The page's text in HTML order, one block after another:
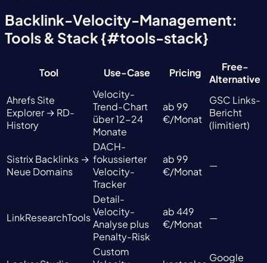
Backlink-Velocity-Management:
Tools & Stack {#tools-stack}
Tool Use-Case Pricing
Free-
Alternative
Ahrefs Site
Explorer → RD-
History
Velocity-
Trend-Chart
über 12-24
Monate
ab 99
€/Monat
GSC Links-
Bericht
(limitiert)
Sistrix Backlinks →
Neue Domains
DACH-
fokussierter
Velocity-
Tracker
ab 99
€/Monat
—
LinkResearchTools
Detail-
Velocity-
Analyse plus
Penalty-Risk
ab 449
€/Monat
—
Custom
Google